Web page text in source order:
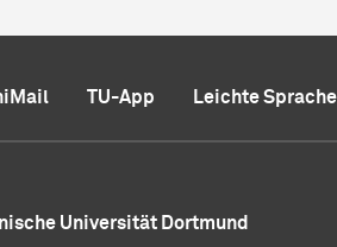
TU-App Leichte Sprache
Universität Dortmund